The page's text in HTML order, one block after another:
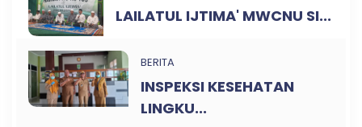
LAILATUL IJTIMA' MWCNU SI...
BERITA
INSPEKSI KESEHATAN
LINGKU...